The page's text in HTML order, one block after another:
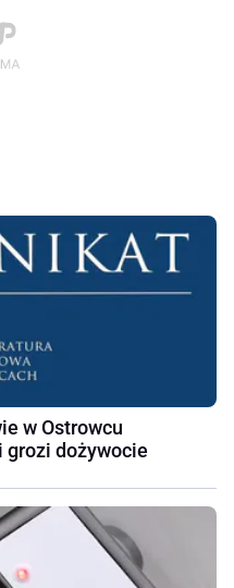
w Ostrowcu
dożywocie